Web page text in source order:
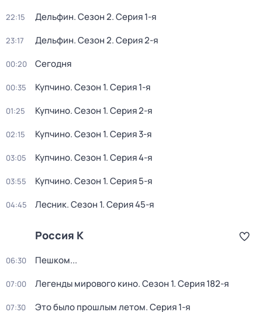
22:15 Дельфин. Сезон 2. Серия 1-я
23:17 Дельфин. Сезон 2. Серия 2-я
00:20 Сегодня
00:35 Купчино. Сезон 1. Серия 1-я
01:25 Купчино. Сезон 1. Серия 2-я
02:15 Купчино. Сезон 1. Серия 3-я
03:05 Купчино. Сезон 1. Серия 4-я
03:55 Купчино. Сезон 1. Серия 5-я
04:45 Лесник. Сезон 1. Серия 45-я
Россия К
06:30 Пешком...
07:00 Легенды мирового кино. Сезон 1. Серия 182-я
07:30 Это было прошлым летом. Серия 1-я